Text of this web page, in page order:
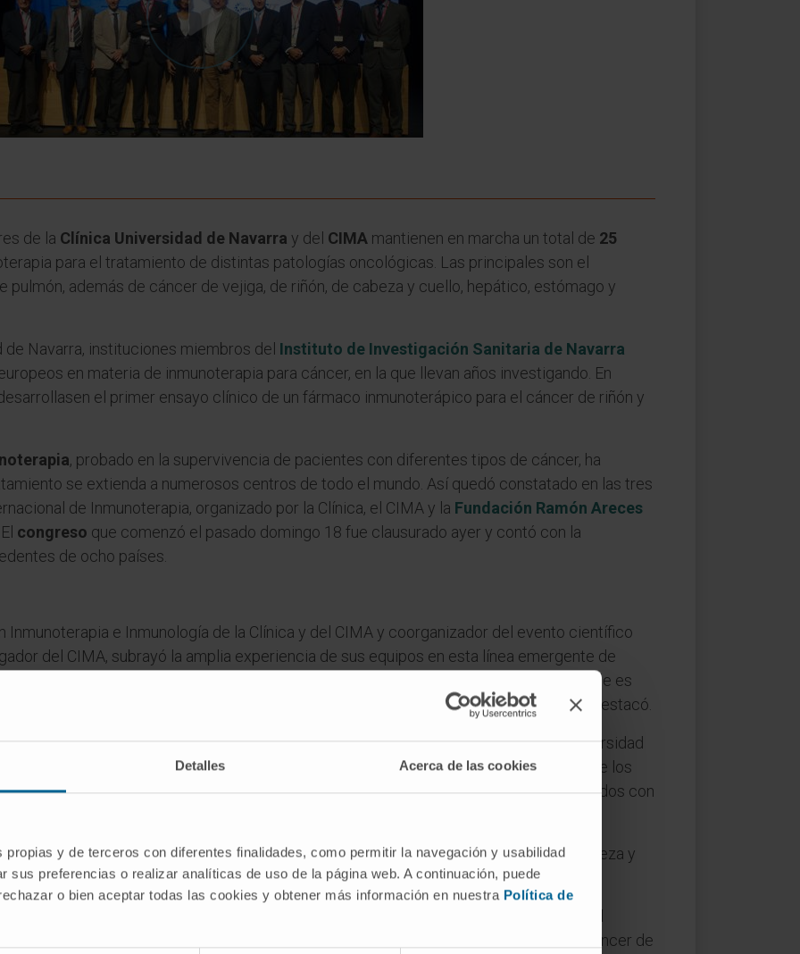
Detalles Acerca de las cookies
propias y de terceros con diferentes finalidades, como permitir la navegación y usabilidad
sus preferencias o realizar analíticas de uso de la página web. A continuación, puede
o bien aceptar todas las cookies y obtener más información en nuestra Política de
de la Clínica Universidad de Navarra y del CIMA mantienen en marcha un total de 25
para el tratamiento de distintas patologías oncológicas. Las principales son el
además de cáncer de vejiga, de riñón, de cabeza y cuello, hepático, estómago y
Navarra, instituciones miembros del Instituto de Investigación Sanitaria de Navarra
en materia de inmunoterapia para cáncer, en la que llevan años investigando. En
el primer ensayo clínico de un fármaco inmunoterápico para el cáncer de riñón y
, probado en la supervivencia de pacientes con diferentes tipos de cáncer, ha
se extienda a numerosos centros de todo el mundo. Así quedó constatado en las tres
de Inmunoterapia, organizado por la Clínica, el CIMA y la Fundación Ramón Areces
congreso que comenzó el pasado domingo 18 fue clausurado ayer y contó con la
de ocho países.
Inmunoterapia e Inmunología de la Clínica y del CIMA y coorganizador del evento científico
del CIMA, subrayó la amplia experiencia de sus equipos en esta línea emergente de
hoy, tenemos en marcha unos 25 ensayos clínicos diferentes. Pero lo más destacable es
en fase 1 o 2, que los estamos probando en pacientes por primera vez en el mundo”, destacó.
, coordinador médico de la Unidad Central de Ensayos Clínicos de la Clínica Universidad
metastásico la inmunoterapia consigue controlar la enfermedad en más de la mitad de los
lo que supone una importante mejora con respecto a los resultados obtenidos con
también en algunos subtipos de cáncer de pulmón, hepatocarcinoma, tumores de cabeza y
experiencia atesoran los equipos de investigación de la Clínica y el CIMA son el
tumores de cabeza y cuello, glioblastoma multiforme (tipo de tumor cerebral), cáncer de